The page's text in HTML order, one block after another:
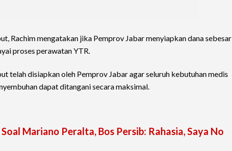
Rachim mengatakan jika Pemprov Jabar menyiapkan dana sebesar
proses perawatan YTR.
telah disiapkan oleh Pemprov Jabar agar seluruh kebutuhan medis
dapat ditangani secara maksimal.
Mariano Peralta, Bos Persib: Rahasia, Saya No